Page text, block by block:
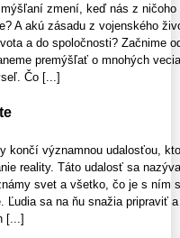
zmení, keď nás z
A akú zásadu z vojenského
a do spoločnosti? Začnime
premýšľať o mnohých
Čo [...]
končí významnou udalosťou,
reality. Táto udalosť sa
svet a všetko, čo je s ním
Ľudia sa na ňu snažia pripraviť
[...]